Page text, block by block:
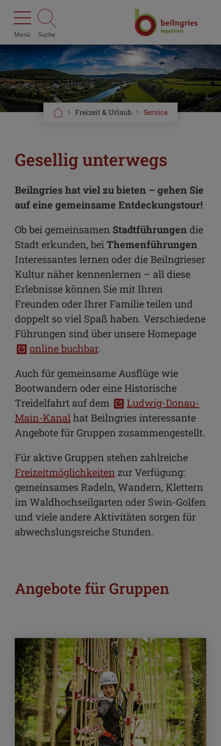
Menü Suche
Service
Freizeit & Urlaub
Gesellig unterwegs
Beilngries hat viel zu bieten – gehen Sie
auf eine gemeinsame Entdeckungstour!
Ob bei gemeinsamen Stadtführungen die
Stadt erkunden, bei Themenführungen
Interessantes lernen oder die Beilngrieser
Kultur näher kennenlernen – all diese
Erlebnisse können Sie mit Ihren
Freunden oder Ihrer Familie teilen und
doppelt so viel Spaß haben. Verschiedene
Führungen sind über unsere Homepage
online buchbar.
Auch für gemeinsame Ausflüge wie
Bootwandern oder eine Historische
Treidelfahrt auf dem
Ludwig-Donau-
Main-Kanalhat Beilngries interessante
Angebote für Gruppen zusammengestellt.
Für aktive Gruppen stehen zahlreiche
Freizeitmöglichkeiten zur Verfügung:
gemeinsames Radeln, Wandern, Klettern
im Waldhochseilgarten oder Swin-Golfen
und viele andere Aktivitäten sorgen für
abwechslungsreiche Stunden.
Angebote für Gruppen